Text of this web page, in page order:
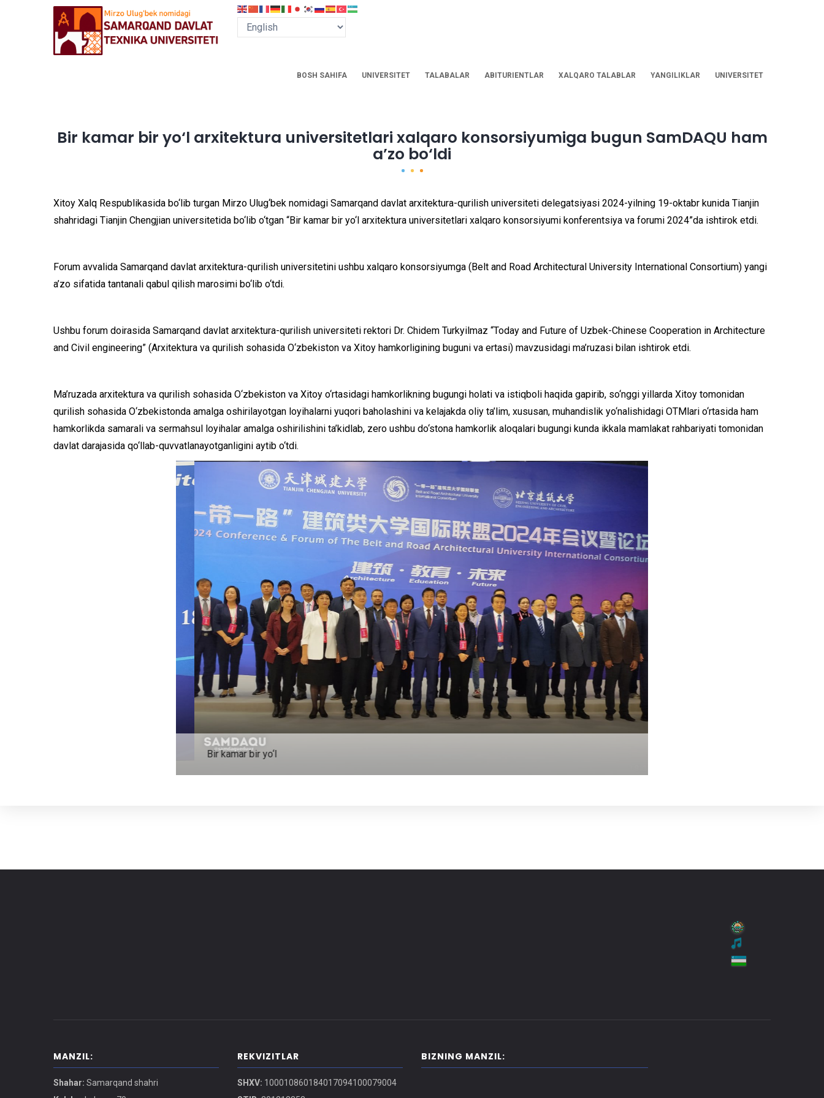
BOSH SAHIFA UNIVERSITET TALABALAR ABITURIENTLAR XALQARO TALABLAR YANGILIKLAR UNIVERSITET
Bir kamar bir yo‘l arxitektura universitetlari xalqaro konsorsiyumiga bugun SamDAQU ham
a’zo bo‘ldi
Xitoy Xalq Respublikasida bo‘lib turgan Mirzo Ulug‘bek nomidagi Samarqand davlat arxitektura-qurilish universiteti delegatsiyasi 2024-yilning 19-oktabr kunida Tianjin
shahridagi Tianjin Chengjian universitetida bo‘lib o‘tgan “Bir kamar bir yo‘l arxitektura universitetlari xalqaro konsorsiyumi konferentsiya va forumi 2024”da ishtirok etdi.
Forum avvalida Samarqand davlat arxitektura-qurilish universitetini ushbu xalqaro konsorsiyumga (Belt and Road Architectural University International Consortium) yangi
a’zo sifatida tantanali qabul qilish marosimi bo‘lib o‘tdi.
Ushbu forum doirasida Samarqand davlat arxitektura-qurilish universiteti rektori Dr. Chidem Turkyilmaz “Today and Future of Uzbek-Chinese Cooperation in Architecture
and Civil engineering” (Arxitektura va qurilish sohasida O‘zbekiston va Xitoy hamkorligining buguni va ertasi) mavzusidagi ma’ruzasi bilan ishtirok etdi.
Ma’ruzada arxitektura va qurilish sohasida O‘zbekiston va Xitoy o‘rtasidagi hamkorlikning bugungi holati va istiqboli haqida gapirib, so‘nggi yillarda Xitoy tomonidan
qurilish sohasida O‘zbekistonda amalga oshirilayotgan loyihalarni yuqori baholashini va kelajakda oliy ta’lim, xususan, muhandislik yo‘nalishidagi OTMlari o‘rtasida ham
hamkorlikda samarali va sermahsul loyihalar amalga oshirilishini ta’kidlab, zero ushbu do‘stona hamkorlik aloqalari bugungi kunda ikkala mamlakat rahbariyati tomonidan
davlat darajasida qo‘llab-quvvatlanayotganligini aytib o‘tdi.
Bir kamar bir yo‘l
MANZIL:
Shahar: Samarqand shahri
REKVIZITLAR
SHXV: 100010860184017094100079004
BIZNING MANZIL: